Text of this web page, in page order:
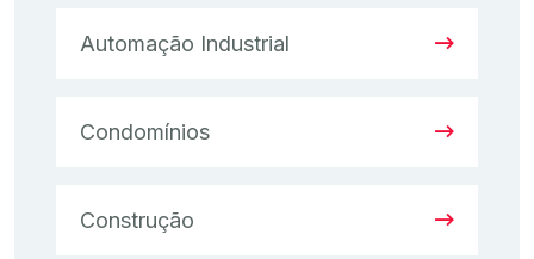
Automação Industrial
Condomínios
Construção